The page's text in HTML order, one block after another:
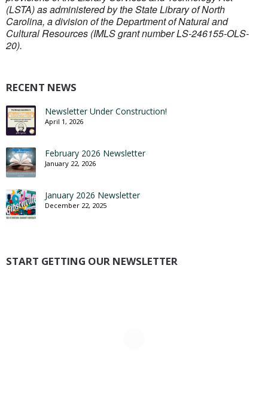
(LSTA) as administered by the State Library of North
Carolina, a division of the Department of Natural and
Cultural Resources (IMLS grant number LS-246155-OLS-
20).
RECENT NEWS
Newsletter Under Construction!
April 1, 2026
February 2026 Newsletter
January 22, 2026
January 2026 Newsletter
December 22, 2025
START GETTING OUR NEWSLETTER